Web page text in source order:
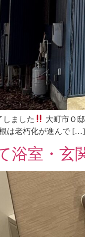
しました
大町市Ｏ
は老朽化が進んで […]
浴室・玄